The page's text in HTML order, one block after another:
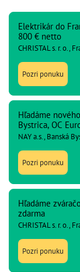
Elektrikár do
800 € netto
CHRISTAL s. r. o.,
Pozri ponuku
Hľadáme
Bystrica, OC
NAY a.s., Banská
Pozri ponuku
Hľadáme
zdarma
CHRISTAL s. r. o.,
Pozri ponuku